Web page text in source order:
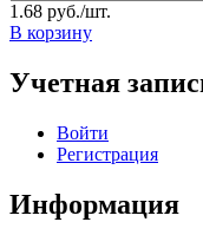
1.68 руб./шт.
В корзину
Учетная
Войти
Регистрация
Информация